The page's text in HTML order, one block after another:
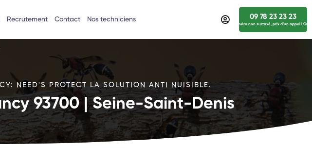
Recrutement Contact Nos techniciens 09 78 23 23 23
numéro non surtaxé, prix d’un appel
NEED'S PROTECT LA SOLUTION ANTI NUISIBLE.
93700 | Seine-Saint-Denis